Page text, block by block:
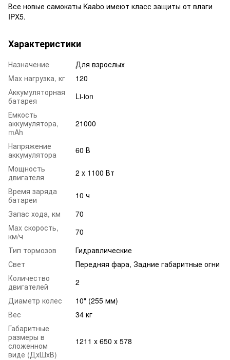
Все новые самокаты Kaabo имеют класс защиты от влаги
IPX5.
Характеристики
Назначение
Для взрослых
Mаx нагрузка, кг
120
Аккумуляторная
батарея
Li-ion
Емкость
аккумулятора,
mAh
21000
Напряжение
аккумулятора
60 В
Мощность
двигателя
2 х 1100 Вт
Время заряда
батареи
10 ч
Запас хода, км
70
Max скорость,
км/ч
70
Тип тормозов
Гидравлические
Свет
Передняя фара, Задние габаритные огни
Количество
двигателей
2
Диаметр колес
10" (255 мм)
Вес
34 кг
Габаритные
размеры в
сложенном
виде (ДхШхВ)
1211 x 650 x 578